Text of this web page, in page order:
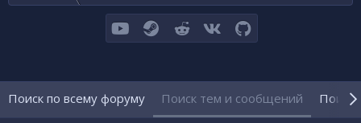
youtubeSteamReddit VK GitHub
Поиск по всему форуму Поиск тем и сообщений Поиск